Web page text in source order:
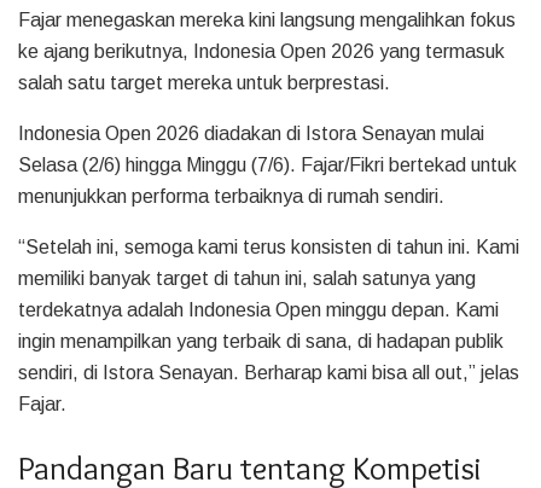
Fajar menegaskan mereka kini langsung mengalihkan fokus
ke ajang berikutnya, Indonesia Open 2026 yang termasuk
salah satu target mereka untuk berprestasi.
Indonesia Open 2026 diadakan di Istora Senayan mulai
Selasa (2/6) hingga Minggu (7/6). Fajar/Fikri bertekad untuk
menunjukkan performa terbaiknya di rumah sendiri.
“Setelah ini, semoga kami terus konsisten di tahun ini. Kami
memiliki banyak target di tahun ini, salah satunya yang
terdekatnya adalah Indonesia Open minggu depan. Kami
ingin menampilkan yang terbaik di sana, di hadapan publik
sendiri, di Istora Senayan. Berharap kami bisa all out,” jelas
Fajar.
Pandangan Baru tentang Kompetisi